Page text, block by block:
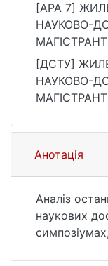
[APA 7]
НАУКОВО-
Київського
17–22.
[ДСТУ]
НАУКОВО-
Київського
імені
25.07.2026).
Анотація
Аналіз
наукових